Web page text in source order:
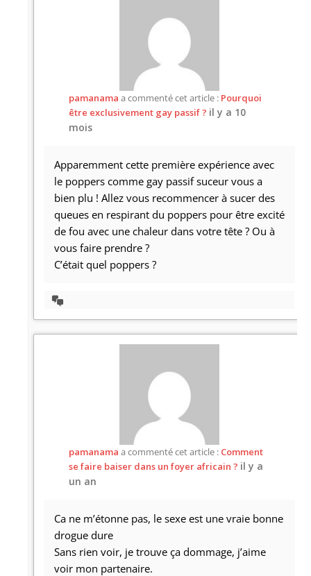
pamanama a commenté cet article : Pourquoi
être exclusivement gay passif ? il y a 10
mois
Apparemment cette première expérience avec
le poppers comme gay passif suceur vous a
bien plu ! Allez vous recommencer à sucer des
queues en respirant du poppers pour être excité
de fou avec une chaleur dans votre tête ? Ou à
vous faire prendre ?
C’était quel poppers ?
pamanama a commenté cet article : Comment
se faire baiser dans un foyer africain ? il y a
un an
Ca ne m’étonne pas, le sexe est une vraie bonne
drogue dure
Sans rien voir, je trouve ça dommage, j’aime
voir mon partenaire.